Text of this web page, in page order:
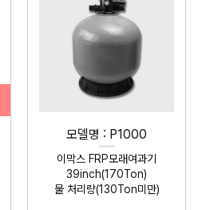
모델명 : P1000
이막스 FRP모래여과기
39inch(170Ton)
물 처리량(130Ton미만)